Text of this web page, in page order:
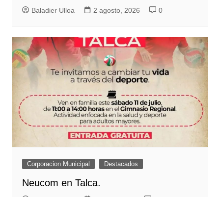
Baladier Ulloa 2 agosto, 2026 0
Corporacion Municipal Destacados
Neucom en Talca.